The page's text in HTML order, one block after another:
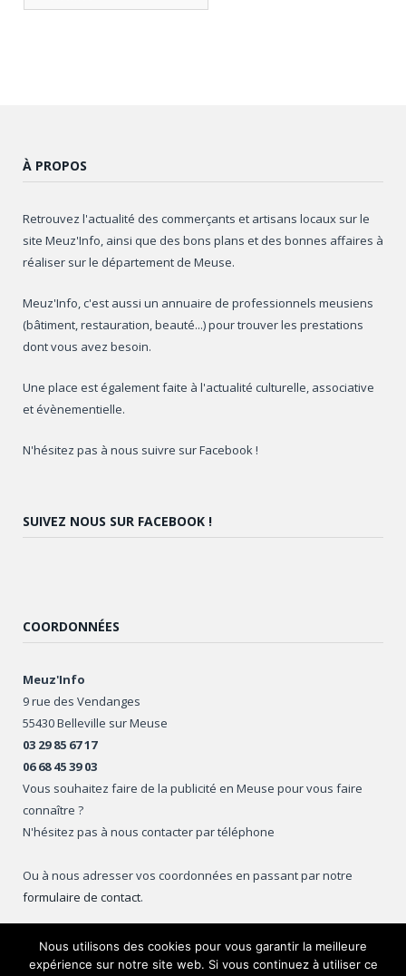
À PROPOS
Retrouvez l'actualité des commerçants et artisans locaux sur le
site Meuz'Info, ainsi que des bons plans et des bonnes affaires à
réaliser sur le département de Meuse.
Meuz'Info, c'est aussi un annuaire de professionnels meusiens
(bâtiment, restauration, beauté...) pour trouver les prestations
dont vous avez besoin.
Une place est également faite à l'actualité culturelle, associative
et évènementielle.
N'hésitez pas à nous suivre sur Facebook !
SUIVEZ NOUS SUR FACEBOOK !
COORDONNÉES
Meuz'Info
9 rue des Vendanges
55430 Belleville sur Meuse
03 29 85 67 17
06 68 45 39 03
Vous souhaitez faire de la publicité en Meuse pour vous faire
connaître ?
N'hésitez pas à nous contacter par téléphone
Ou à nous adresser vos coordonnées en passant par notre
formulaire de contact.
Nous utilisons des cookies pour vous garantir la meilleure
expérience sur notre site web. Si vous continuez à utiliser ce